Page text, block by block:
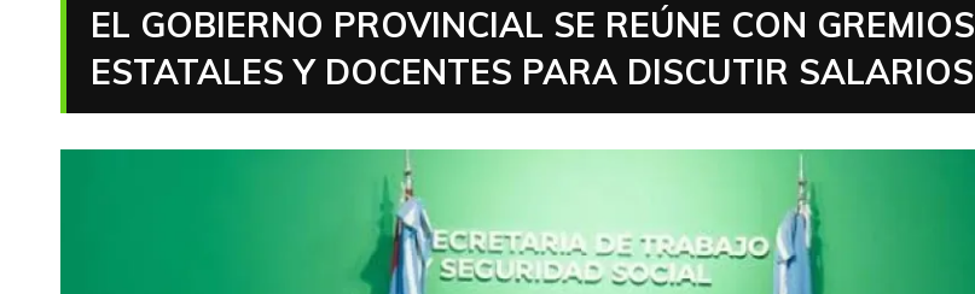
EL GOBIERNO PROVINCIAL SE REÚNE CON GREMIOS
ESTATALES Y DOCENTES PARA DISCUTIR SALARIOS